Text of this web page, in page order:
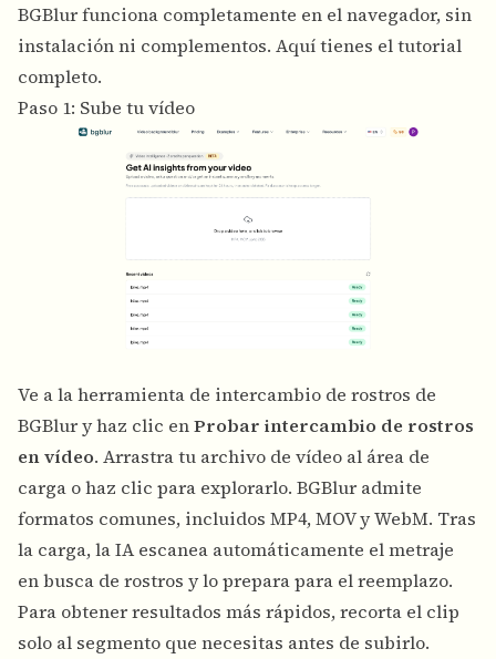
BGBlur funciona completamente en el navegador, sin
instalación ni complementos. Aquí tienes el tutorial
completo.
Paso 1: Sube tu vídeo
Ve a la herramienta de intercambio de rostros de
BGBlur y haz clic enProbar intercambio de rostros
en vídeo. Arrastra tu archivo de vídeo al área de
carga o haz clic para explorarlo. BGBlur admite
formatos comunes, incluidos MP4, MOV y WebM. Tras
la carga, la IA escanea automáticamente el metraje
en busca de rostros y lo prepara para el reemplazo.
Para obtener resultados más rápidos, recorta el clip
solo al segmento que necesitas antes de subirlo.